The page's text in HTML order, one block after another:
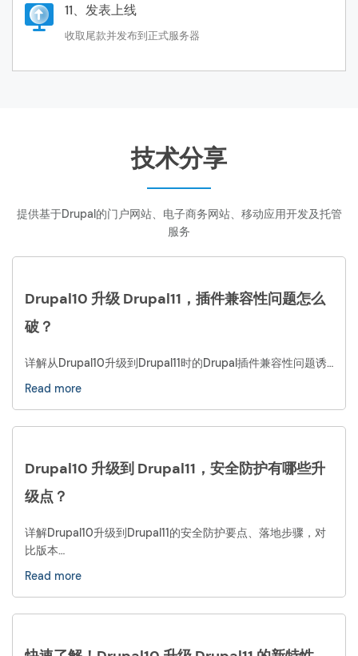
11、发表上线
收取尾款并发布到正式服务器
技术分享
提供基于Drupal的门户网站、电子商务网站、移动应用开发及托管
服务
Drupal10 升级 Drupal11，插件兼容性问题怎么
破？
详解从Drupal10升级到Drupal11时的Drupal插件兼容性问题诱…
Read more
Drupal10 升级到 Drupal11，安全防护有哪些升
级点？
详解Drupal10升级到Drupal11的安全防护要点、落地步骤，对
比版本…
Read more